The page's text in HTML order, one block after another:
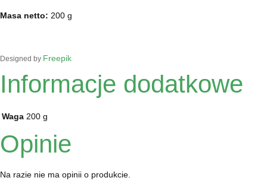
Masa netto: 200 g
Designed by Freepik
Informacje dodatkowe
Waga 200 g
Opinie
Na razie nie ma opinii o produkcie.